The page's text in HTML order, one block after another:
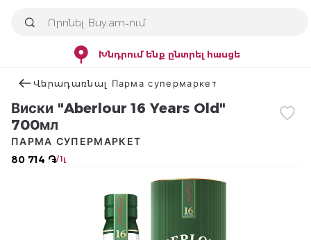
Խնդրում ենք ընտրել հասցե
Վերադառնալ Парма супермаркет
Виски "Aberlour 16 Years Old"
700мл
80 714 ֏/ 1լ
ПАРМА СУПЕРМАРКЕТ